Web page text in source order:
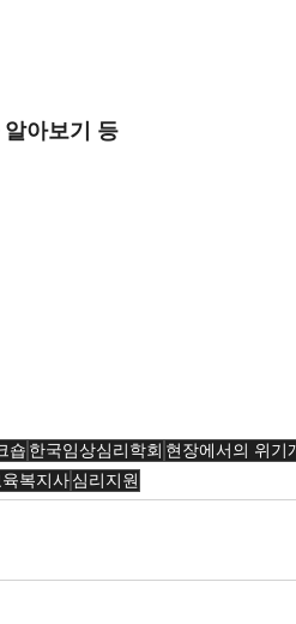
아보기 등
숍 한국임상심리학회 현장에서의 위기
복지사심리지원